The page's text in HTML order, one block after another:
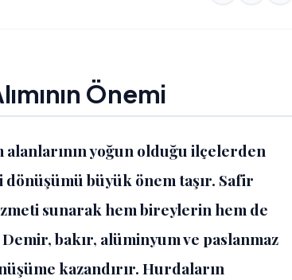
Önemi
alanlarının yoğun olduğu ilçelerden
büyük önem taşır. Safir
sunarak hem bireylerin hem de
bakır, alüminyum ve paslanmaz
kazandırır. Hurdaların